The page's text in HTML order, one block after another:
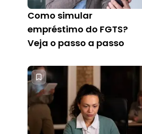
Como simular
empréstimo do FGTS?
Veja o passo a passo